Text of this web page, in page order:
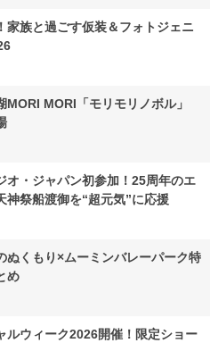
家族と過ごす仮装＆フォトジェニ
MORI MORI「モリモリノボル」
オ・ジャパン初参加！25周年のエ
神祭船渡御を“超元気”に応援
ぬくもり×ムーミンバレーパーク特
め
ルウィーク2026開催！限定ショー